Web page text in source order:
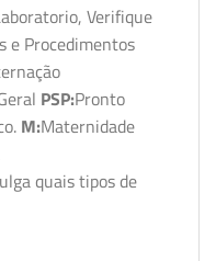
Verifique
e Procedimentos
PSP:Pronto
M:Maternidade
quais tipos de